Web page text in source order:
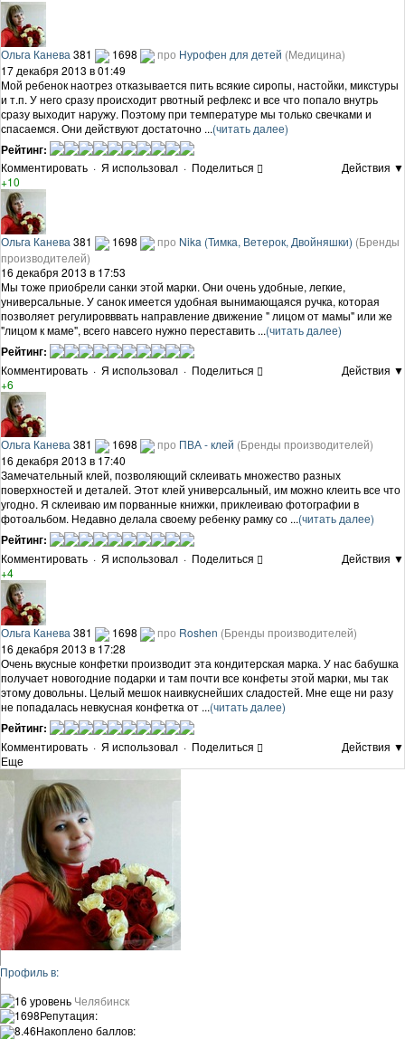
Ольга Канева 381 1698 про Нурофен для детей (Медицина)
17 декабря 2013 в 01:49
Мой ребенок наотрез отказывается пить всякие сиропы, настойки, микстуры
и т.п. У него сразу происходит рвотный рефлекс и все что попало внутрь
сразу выходит наружу. Поэтому при температуре мы только свечками и
спасаемся. Они действуют достаточно ...(читать далее)
Рейтинг:
Комментировать · Я использовал · Поделиться
Действия ▼
+10
Ольга Канева 381 1698 про Nika (Тимка, Ветерок, Двойняшки) (Бренды
производителей)
16 декабря 2013 в 17:53
Мы тоже приобрели санки этой марки. Они очень удобные, легкие,
универсальные. У санок имеется удобная вынимающаяся ручка, которая
позволяет регулировввать направление движение " лицом от мамы" или же
"лицом к маме", всего навсего нужно переставить ...(читать далее)
Рейтинг:
Комментировать · Я использовал · Поделиться
Действия ▼
+6
Ольга Канева 381 1698 про ПВА - клей (Бренды производителей)
16 декабря 2013 в 17:40
Замечательный клей, позволяющий склеивать множество разных
поверхностей и деталей. Этот клей универсальный, им можно клеить все что
угодно. Я склеиваю им порванные книжки, приклеиваю фотографии в
фотоальбом. Недавно делала своему ребенку рамку со ...(читать далее)
Рейтинг:
Комментировать · Я использовал · Поделиться
Действия ▼
+4
Ольга Канева 381 1698 про Roshen (Бренды производителей)
16 декабря 2013 в 17:28
Очень вкусные конфетки производит эта кондитерская марка. У нас бабушка
получает новогодние подарки и там почти все конфеты этой марки, мы так
этому довольны. Целый мешок наивкуснейших сладостей. Мне еще ни разу
не попадалась невкусная конфетка от ...(читать далее)
Рейтинг:
Комментировать · Я использовал · Поделиться
Действия ▼
Еще
Профиль в:
16 уровень Челябинск
1698Репутация:
8.46Накоплено баллов: